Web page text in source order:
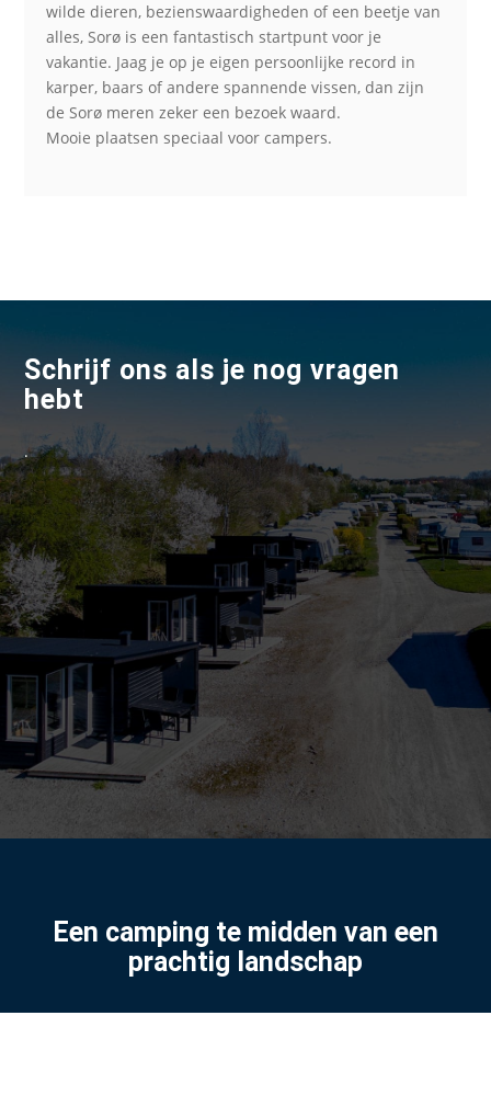
wilde dieren, bezienswaardigheden of een beetje van
alles, Sorø is een fantastisch startpunt voor je
vakantie. Jaag je op je eigen persoonlijke record in
karper, baars of andere spannende vissen, dan zijn
de Sorø meren zeker een bezoek waard.
Mooie plaatsen speciaal voor campers.
Schrijf ons als je nog vragen
hebt
.
Een camping te midden van een
prachtig landschap